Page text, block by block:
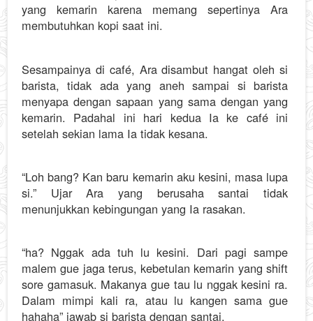
yang kemarin karena memang sepertinya Ara
membutuhkan kopi saat ini.
Sesampainya di café, Ara disambut hangat oleh si
barista, tidak ada yang aneh sampai si barista
menyapa dengan sapaan yang sama dengan yang
kemarin. Padahal ini hari kedua Ia ke café ini
setelah sekian lama Ia tidak kesana.
“Loh bang? Kan baru kemarin aku kesini, masa lupa
si.” Ujar Ara yang berusaha santai tidak
menunjukkan kebingungan yang Ia rasakan.
“ha? Nggak ada tuh lu kesini. Dari pagi sampe
malem gue jaga terus, kebetulan kemarin yang shift
sore gamasuk. Makanya gue tau lu nggak kesini ra.
Dalam mimpi kali ra, atau lu kangen sama gue
hahaha” jawab si barista dengan santai.